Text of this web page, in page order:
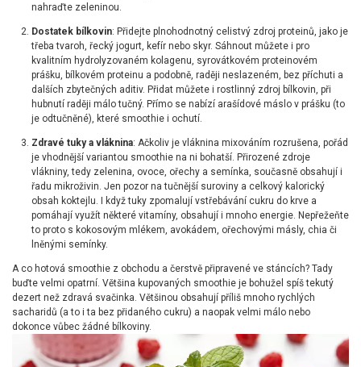
nahraďte zeleninou.
Dostatek bílkovin: Přidejte plnohodnotný celistvý zdroj proteinů, jako je
třeba tvaroh, řecký jogurt, kefír nebo skyr. Sáhnout můžete i pro
kvalitním hydrolyzovaném kolagenu, syrovátkovém proteinovém
prášku, bílkovém proteinu a podobně, raději neslazeném, bez příchuti a
dalších zbytečných aditiv. Přidat můžete i rostlinný zdroj bílkovin, při
hubnutí raději málo tučný. Přímo se nabízí arašídové máslo v prášku (to
je odtučněné), které smoothie i ochutí.
Zdravé tuky a vláknina: Ačkoliv je vláknina mixováním rozrušena, pořád
je vhodnější variantou smoothie na ni bohatší. Přirozené zdroje
vlákniny, tedy zelenina, ovoce, ořechy a semínka, současně obsahují i
řadu mikroživin. Jen pozor na tučnější suroviny a celkový kalorický
obsah koktejlu. I když tuky zpomalují vstřebávání cukru do krve a
pomáhají využít některé vitamíny, obsahují i mnoho energie. Nepřežeňte
to proto s kokosovým mlékem, avokádem, ořechovými másly, chia či
lněnými semínky.
A co hotová smoothie z obchodu a čerstvě připravené ve stáncích? Tady
buďte velmi opatrní. Většina kupovaných smoothie je bohužel spíš tekutý
dezert než zdravá svačinka. Většinou obsahují příliš mnoho rychlých
sacharidů (a to i ta bez přidaného cukru) a naopak velmi málo nebo
dokonce vůbec žádné bílkoviny.